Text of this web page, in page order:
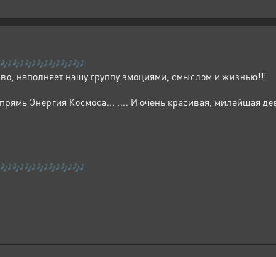
наполняет нашу группу эмоциями, смыслом и жизнью!!!
Энергия Космоса... .... И очень красивая, милейшая